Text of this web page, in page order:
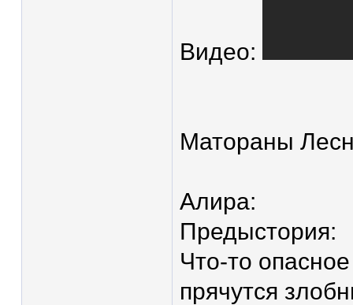
Видео:
Матораны
Алира:
Предыстория:
Что-то
прячутся